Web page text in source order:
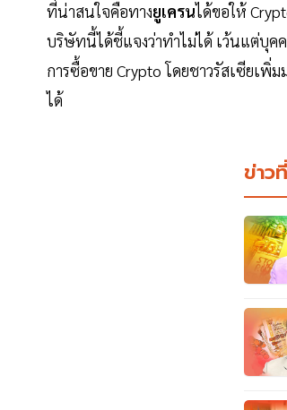
ที่น่าสนใจคือทางยูเครนได้ขอให้
บริษัทนี้ได้ชี้แจงว่าทำไม่ได้ เว้นแต่บุค
การซื้อขาย Crypto โดยชาวรัสเซียเ
ได้
ข่าว